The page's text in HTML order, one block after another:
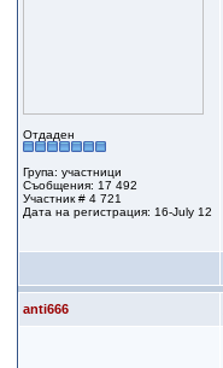
Отдаден
Група: участници
Съобщения: 17 492
Участник # 4 721
Дата на регистрация: 16-July 12
anti666